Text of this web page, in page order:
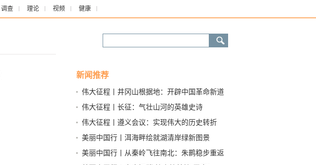
调查 理论 视频 健康
新闻推荐
伟大征程丨井冈山根据地：开辟中国革命新道
伟大征程丨长征：气壮山河的英雄史诗
伟大征程丨遵义会议：实现伟大的历史转折
美丽中国行丨洱海畔绘就湖清岸绿新图景
美丽中国行丨从秦岭飞往南北：朱鹮稳步重返